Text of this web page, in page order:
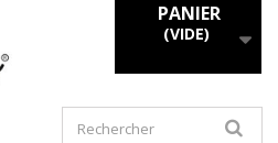
PANIER
(VIDE)